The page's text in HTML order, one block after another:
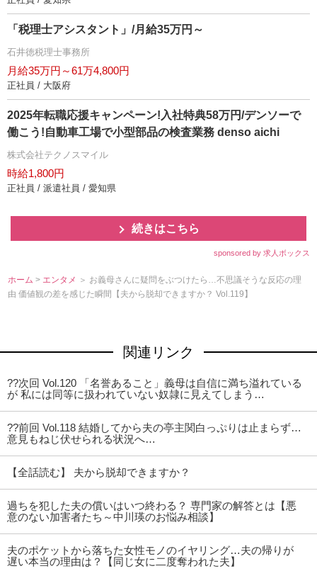
「税理士アシスタント」/月給35万円～
石井徳税理士事務所
月給35万円～61万4,800円
正社員 / 大阪府
2025年転職応援キャンペーン!入社特典58万円/デンソーで
働こう!自動車工場で小型部品の検査業務 denso aichi
株式会社テクノスマイル
時給1,800円
正社員 / 派遣社員 / 愛知県
続きはこちら
sponsored by 求人ボックス
ホーム > エンタメ ＞ お義母さんに疑問をぶつけたら…不思議そうな反応の理
由 価値観の差を感じた瞬間【夫から脱却できますか？ Vol.119】
関連リンク
??次回 Vol.120 「名誉あること」義母は自信に満ち溢れている
が 私には同等に扱われていない奴隷に見えてしまう…
??前回 Vol.118 結婚してから夫の亭主関白っぷりは止まらず…
意見もねじ伏せられる状況へ…
【全話読む】 夫から脱却できますか？
過ちを犯した夫の償いはいつ終わる？ 専門家の解答とは【悪
意のない加害者たち～中川瑛のお悩み相談】
夫のポケットから落ちた女性モノのイヤリング…夫の帰りが
遅い本当の理由は？【同じ女に二度奪われた夫】